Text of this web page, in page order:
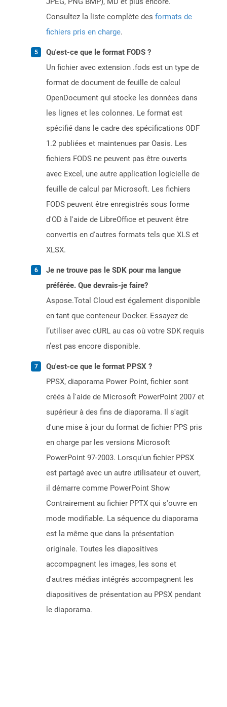
Consultez la liste complète des formats de
fichiers pris en charge.
Qu'est-ce que le format FODS ?
Un fichier avec extension .fods est un type de
format de document de feuille de calcul
OpenDocument qui stocke les données dans
les lignes et les colonnes. Le format est
spécifié dans le cadre des spécifications ODF
1.2 publiées et maintenues par Oasis. Les
fichiers FODS ne peuvent pas être ouverts
avec Excel, une autre application logicielle de
feuille de calcul par Microsoft. Les fichiers
FODS peuvent être enregistrés sous forme
d'OD à l'aide de LibreOffice et peuvent être
convertis en d'autres formats tels que XLS et
XLSX.
Je ne trouve pas le SDK pour ma langue
préférée. Que devrais-je faire?
Aspose.Total Cloud est également disponible
en tant que conteneur Docker. Essayez de
l’utiliser avec cURL au cas où votre SDK requis
n’est pas encore disponible.
Qu'est-ce que le format PPSX ?
PPSX, diaporama Power Point, fichier sont
créés à l'aide de Microsoft PowerPoint 2007 et
supérieur à des fins de diaporama. Il s'agit
d'une mise à jour du format de fichier PPS pris
en charge par les versions Microsoft
PowerPoint 97-2003. Lorsqu'un fichier PPSX
est partagé avec un autre utilisateur et ouvert,
il démarre comme PowerPoint Show
Contrairement au fichier PPTX qui s'ouvre en
mode modifiable. La séquence du diaporama
est la même que dans la présentation
originale. Toutes les diapositives
accompagnent les images, les sons et
d'autres médias intégrés accompagnent les
diapositives de présentation au PPSX pendant
le diaporama.